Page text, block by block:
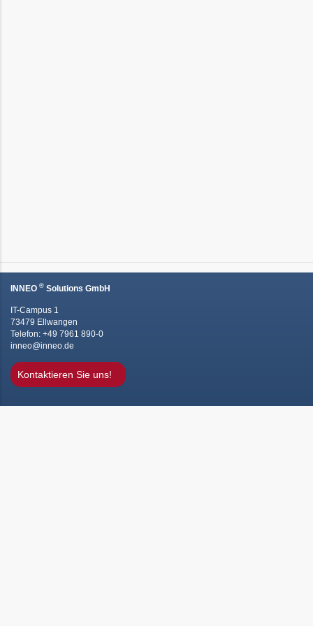
INNEO ® Solutions GmbH
IT-Campus 1
73479 Ellwangen
Telefon: +49 7961 890-0
inneo@inneo.de
Kontaktieren Sie uns!